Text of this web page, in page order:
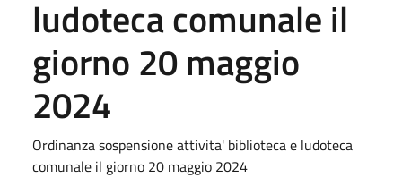
ludoteca comunale il
giorno 20 maggio
2024
Ordinanza sospensione attivita' biblioteca e ludoteca
comunale il giorno 20 maggio 2024